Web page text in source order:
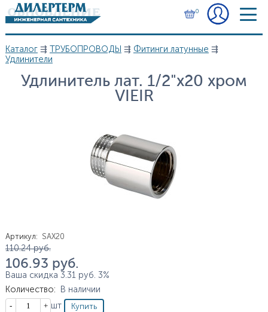
Перейти к основному содержанию
0
Вы здесь
Каталог⇶ ТРУБОПРОВОДЫ ⇶ Фитинги латунные ⇶
Удлинители
Удлинитель лат. 1/2"х20 хром
VIEIR
Артикул: SAX20
Цена
110.24 руб.
106.93 руб.
Ваша скидка 3.31 руб. 3%
Количество:
В наличии
Кол-во
шт